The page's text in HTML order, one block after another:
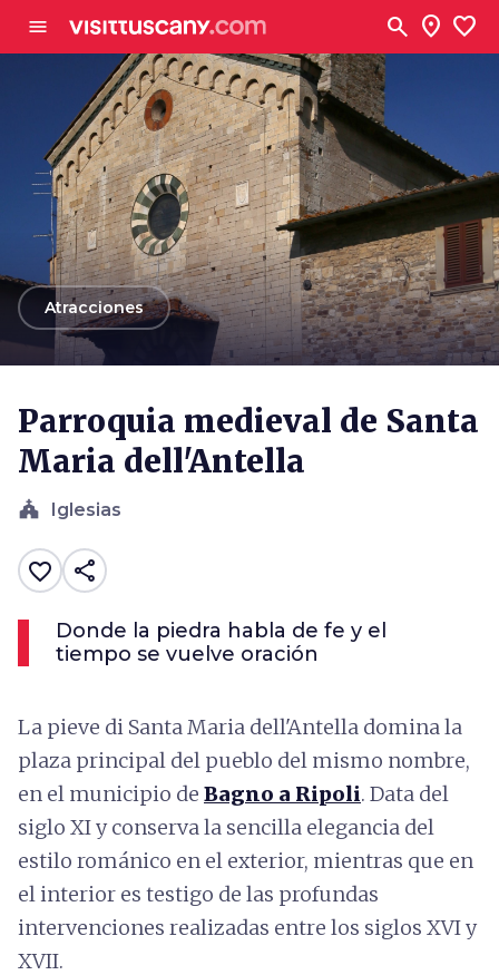
menu search location_on favorite
arrow_back
Atracciones
Parroquia medieval de Santa
Maria dell'Antella
church Iglesias
favorite_border share
Donde la piedra habla de fe y el
tiempo se vuelve oración
La pieve di Santa Maria dell'Antella domina la
plaza principal del pueblo del mismo nombre,
en el municipio de Bagno a Ripoli. Data del
siglo XI y conserva la sencilla elegancia del
estilo románico en el exterior, mientras que en
el interior es testigo de las profundas
intervenciones realizadas entre los siglos XVI y
XVII.